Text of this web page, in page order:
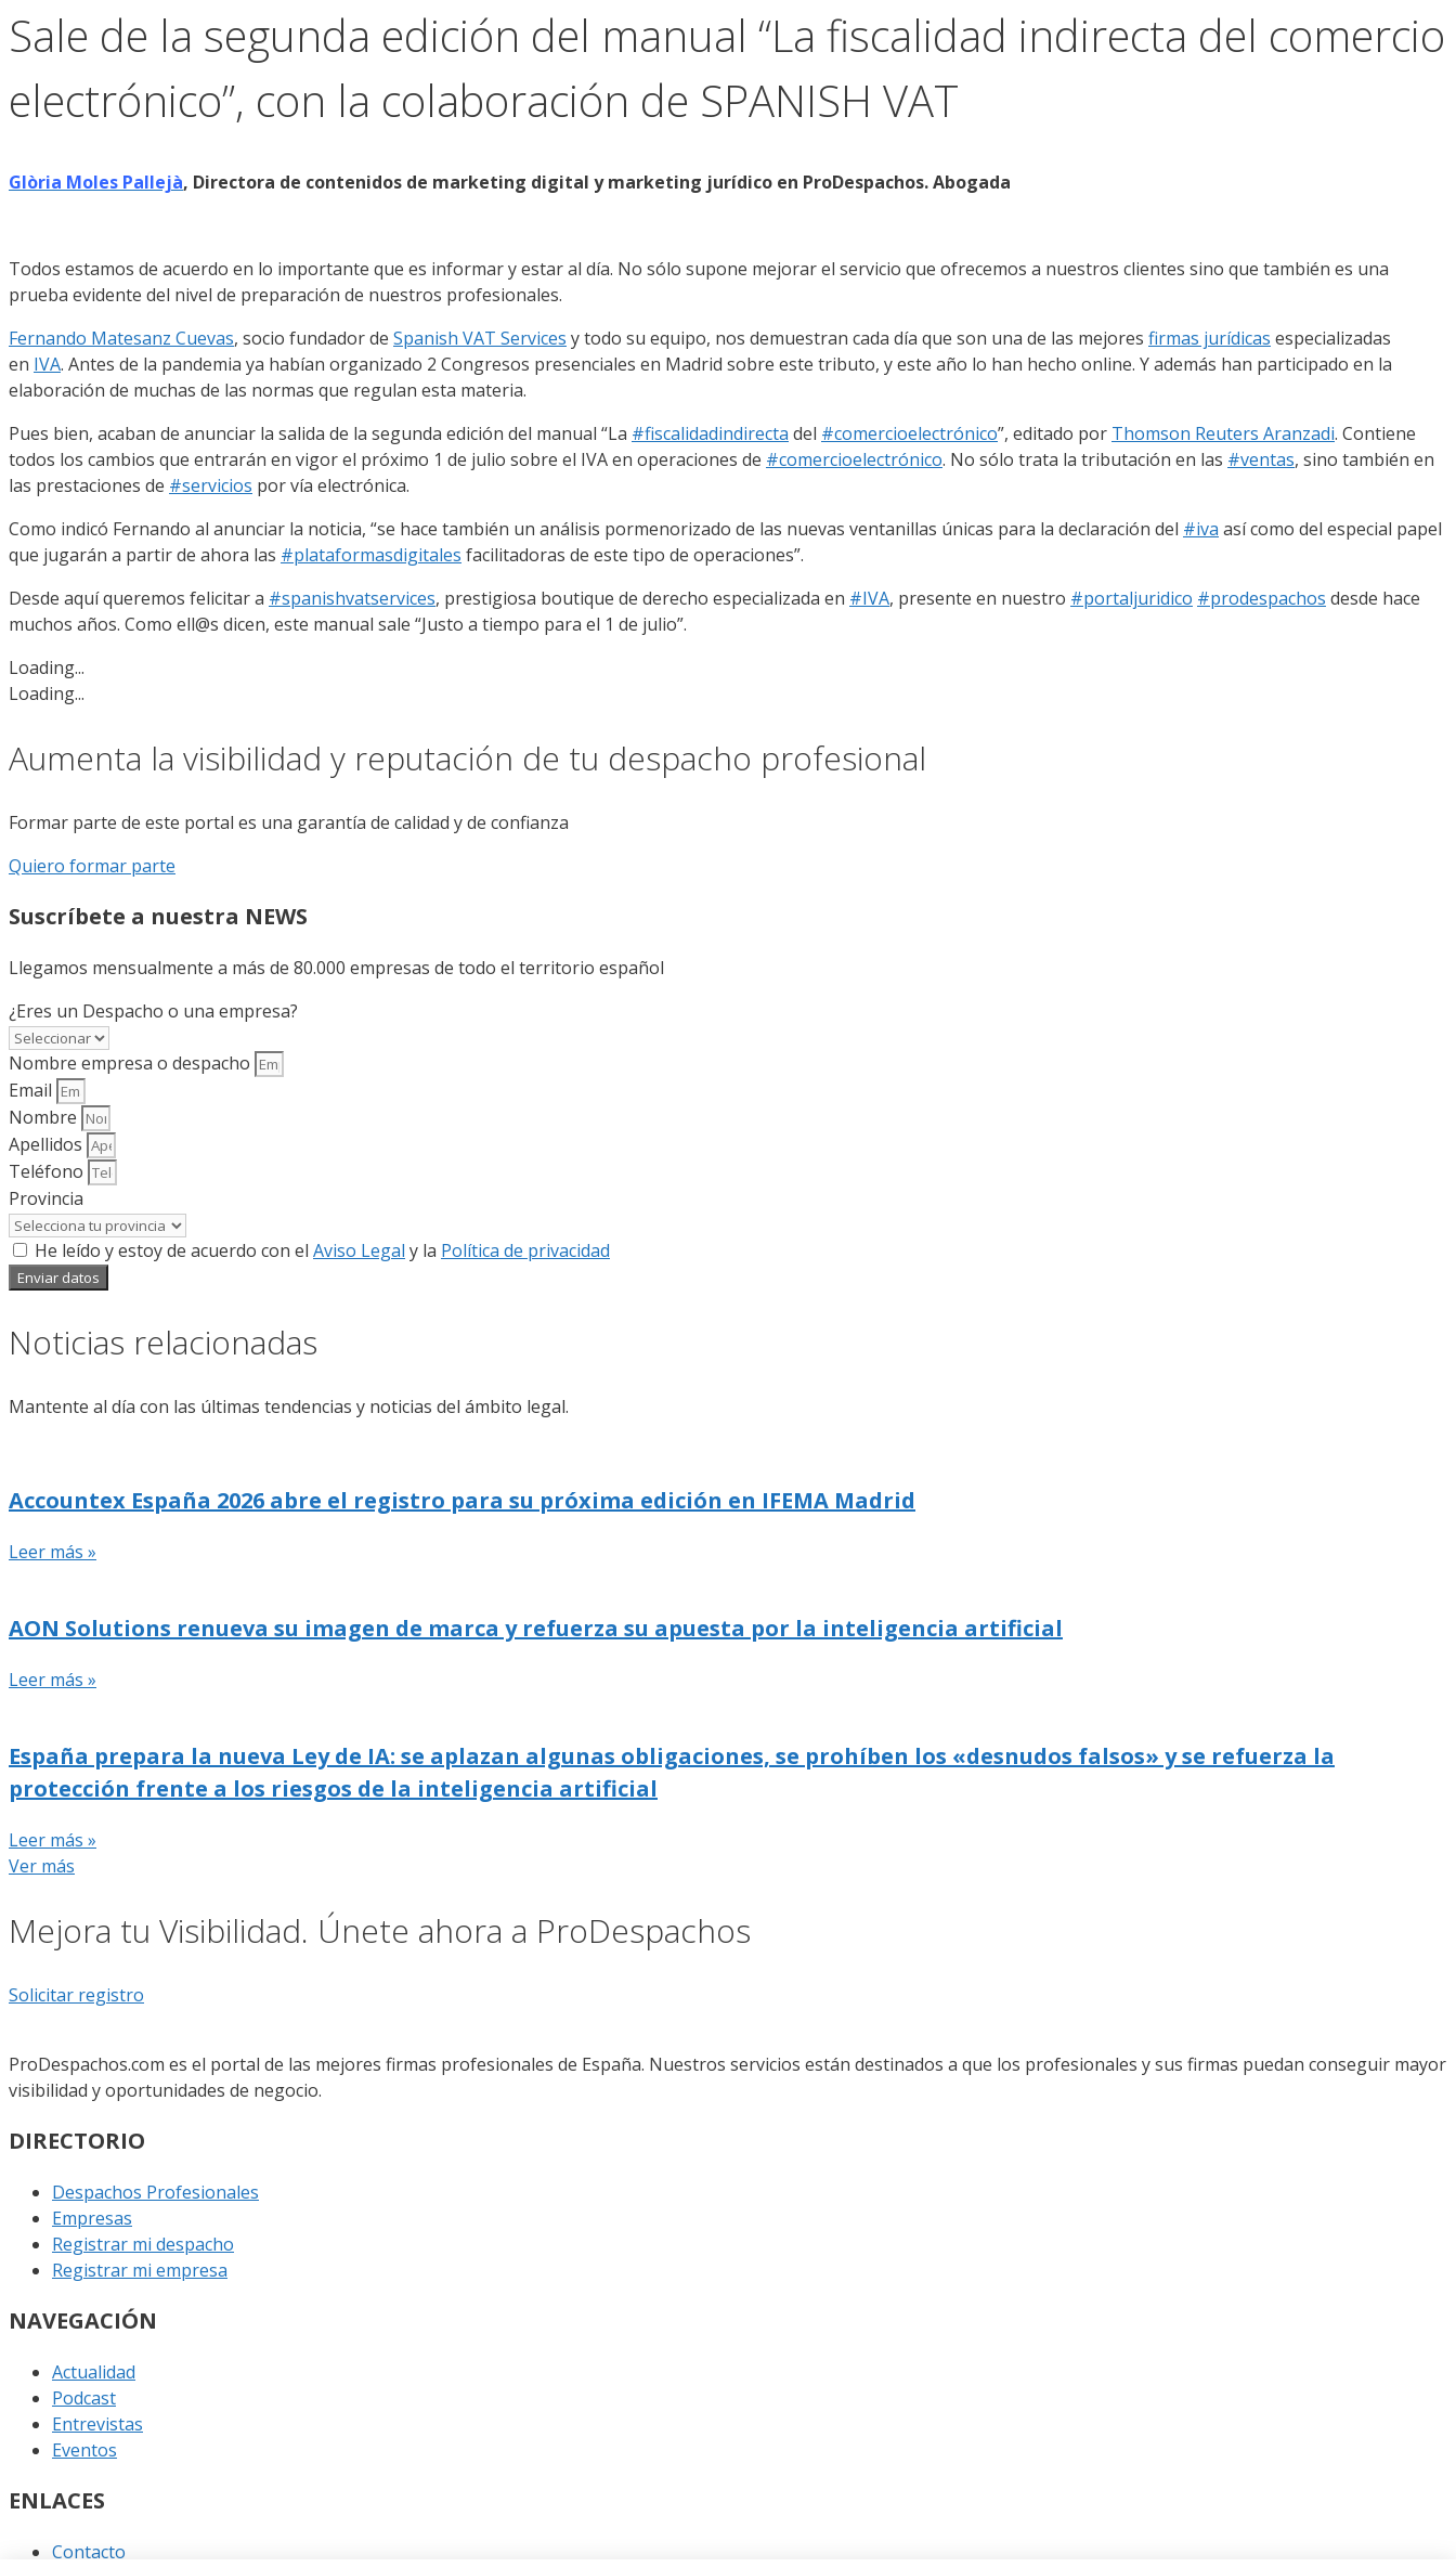
Sale de la segunda edición del manual “La fiscalidad indirecta del comercio
electrónico”, con la colaboración de SPANISH VAT
Glòria Moles Pallejà, Directora de contenidos de marketing digital y marketing jurídico en ProDespachos. Abogada
Todos estamos de acuerdo en lo importante que es informar y estar al día. No sólo supone mejorar el servicio que ofrecemos a nuestros clientes sino que también es una
prueba evidente del nivel de preparación de nuestros profesionales.
Fernando Matesanz Cuevas, socio fundador de Spanish VAT Services y todo su equipo, nos demuestran cada día que son una de las mejores firmas jurídicas especializadas
en IVA. Antes de la pandemia ya habían organizado 2 Congresos presenciales en Madrid sobre este tributo, y este año lo han hecho online. Y además han participado en la
elaboración de muchas de las normas que regulan esta materia.
Pues bien, acaban de anunciar la salida de la segunda edición del manual “La #fiscalidadindirecta del #comercioelectrónico”, editado por Thomson Reuters Aranzadi. Contiene
todos los cambios que entrarán en vigor el próximo 1 de julio sobre el IVA en operaciones de #comercioelectrónico. No sólo trata la tributación en las #ventas, sino también en
las prestaciones de #servicios por vía electrónica.
Como indicó Fernando al anunciar la noticia, “se hace también un análisis pormenorizado de las nuevas ventanillas únicas para la declaración del #iva así como del especial papel
que jugarán a partir de ahora las #plataformasdigitales facilitadoras de este tipo de operaciones”.
Desde aquí queremos felicitar a #spanishvatservices, prestigiosa boutique de derecho especializada en #IVA, presente en nuestro #portaljuridico #prodespachos desde hace
muchos años. Como ell@s dicen, este manual sale “Justo a tiempo para el 1 de julio”.
Loading...
Loading...
Aumenta la visibilidad y reputación de tu despacho profesional
Formar parte de este portal es una garantía de calidad y de confianza
Quiero formar parte
Suscríbete a nuestra NEWS
Llegamos mensualmente a más de 80.000 empresas de todo el territorio español
¿Eres un Despacho o una empresa?
Nombre empresa o despacho
Email
Nombre
Apellidos
Teléfono
Provincia
He leído y estoy de acuerdo con el Aviso Legal y la Política de privacidad
Enviar datos
Noticias relacionadas
Mantente al día con las últimas tendencias y noticias del ámbito legal.
Accountex España 2026 abre el registro para su próxima edición en IFEMA Madrid
Leer más »
AON Solutions renueva su imagen de marca y refuerza su apuesta por la inteligencia artificial
Leer más »
España prepara la nueva Ley de IA: se aplazan algunas obligaciones, se prohíben los «desnudos falsos» y se refuerza la
protección frente a los riesgos de la inteligencia artificial
Leer más »
Ver más
Mejora tu Visibilidad. Únete ahora a ProDespachos
Solicitar registro
ProDespachos.com es el portal de las mejores firmas profesionales de España. Nuestros servicios están destinados a que los profesionales y sus firmas puedan conseguir mayor
visibilidad y oportunidades de negocio.
DIRECTORIO
Despachos Profesionales
Empresas
Registrar mi despacho
Registrar mi empresa
NAVEGACIÓN
Actualidad
Podcast
Entrevistas
Eventos
ENLACES
Contacto